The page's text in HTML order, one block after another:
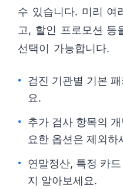
수 있습니다. 미리 여
고, 할인 프로모션 등
선택이 가능합니다.
검진 기관별 기본
요.
추가 검사 항목의
요한 옵션은 제외하
연말정산, 특정 카
지 알아보세요.